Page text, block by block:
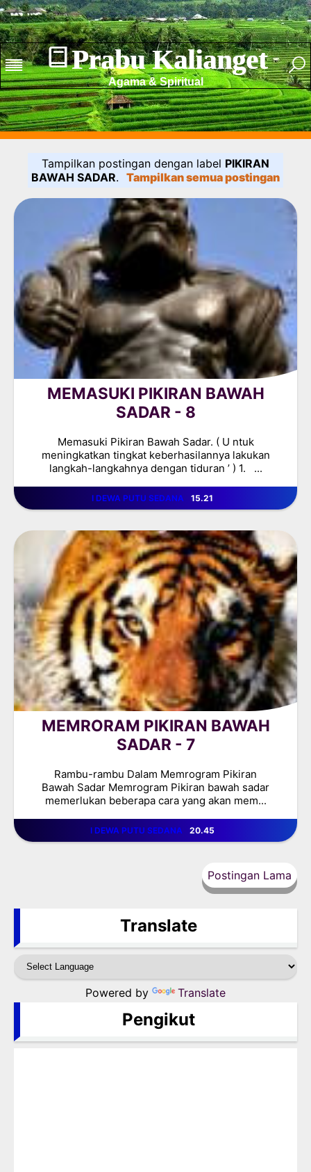
Prabu Kalianget
Agama & Spiritual
Tampilkan postingan dengan label PIKIRAN
BAWAH SADAR. Tampilkan semua postingan
MEMASUKI PIKIRAN BAWAH
SADAR - 8
Memasuki Pikiran Bawah Sadar. ( U ntuk
meningkatkan tingkat keberhasilannya lakukan
langkah-langkahnya dengan tiduran ’ ) 1. ...
I DEWA PUTU SEDANA 15.21
MEMRORAM PIKIRAN BAWAH
SADAR - 7
Rambu-rambu Dalam Memrogram Pikiran
Bawah Sadar Memrogram Pikiran bawah sadar
memerlukan beberapa cara yang akan mem...
I DEWA PUTU SEDANA 20.45
Postingan Lama
Translate
Powered by Translate
Pengikut